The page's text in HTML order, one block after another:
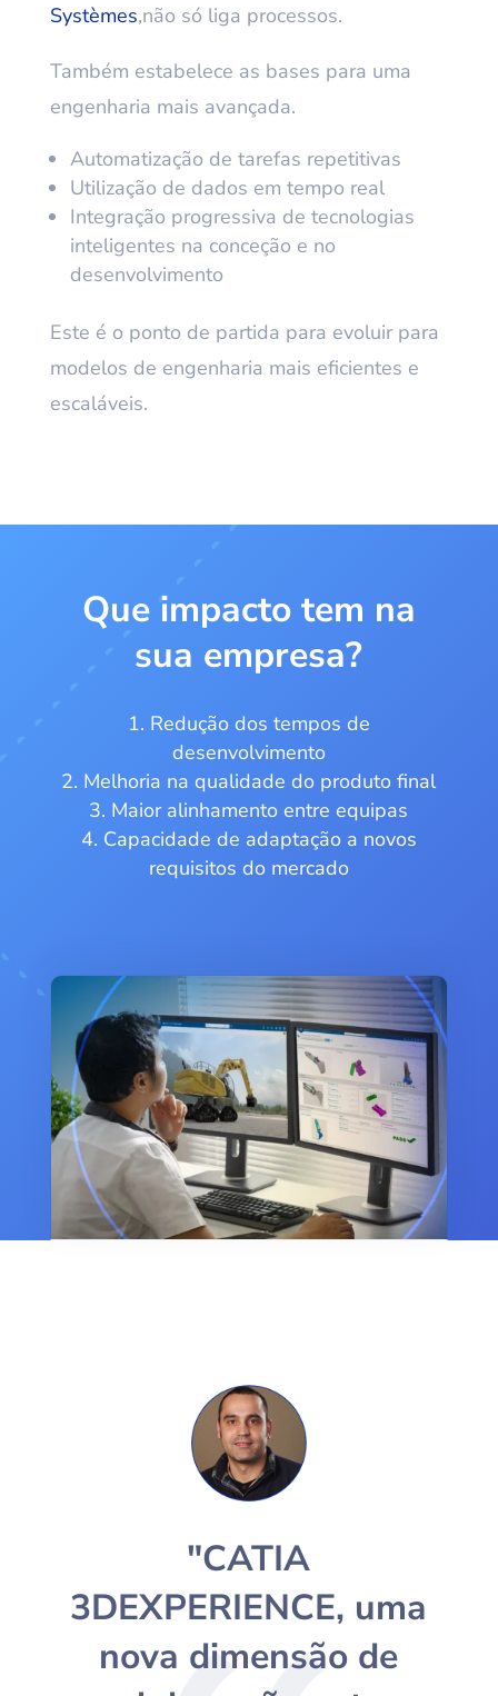
Systèmes,não só liga processos.
Também estabelece as bases para uma
engenharia mais avançada.
Automatização de tarefas repetitivas
Utilização de dados em tempo real
Integração progressiva de tecnologias
inteligentes na conceção e no
desenvolvimento
Este é o ponto de partida para evoluir para
modelos de engenharia mais eficientes e
escaláveis.
Que impacto tem na
sua empresa?
Redução dos tempos de
desenvolvimento
Melhoria na qualidade do produto final
Maior alinhamento entre equipas
Capacidade de adaptação a novos
requisitos do mercado
"CATIA
3DEXPERIENCE, uma
nova dimensão de